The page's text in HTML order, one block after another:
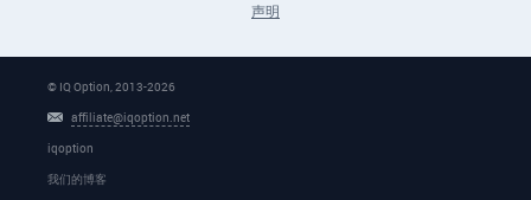
声明
© IQ Option, 2013-2026
affiliate@iqoption.net
iqoption
我们的博客